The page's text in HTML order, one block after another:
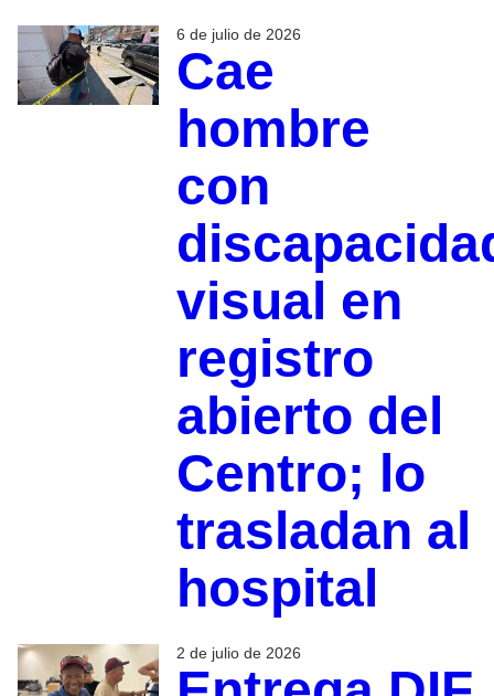
6 de julio de 2026
Cae
hombre
con
visual en
registro
abierto del
Centro; lo
trasladan al
hospital
2 de julio de 2026